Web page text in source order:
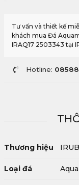
Tư vấn và thiết kế
khách mua Đá
IRAQ17 2503343 tại
Hotline:
Thương hiệu
Loại đá